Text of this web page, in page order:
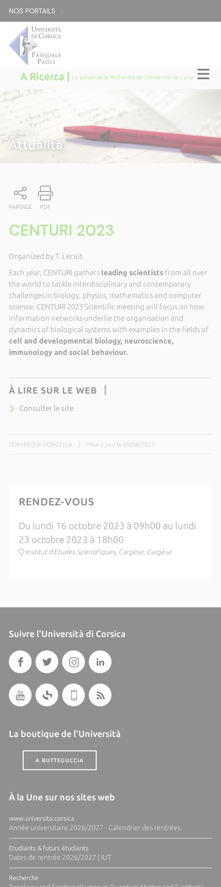
NOS PORTAILS :
A Ricerca | Le portail de la Recherche de l'Université de Corse
A RICERCA
Attualità
PARTAGE PDF
CENTURI 2023
Organized by T. Lecuit
Each year, CENTURI gathers leading scientistsfrom all over
the world to tackle interdisciplinary and contemporary
challenges in biology, physics, mathematics and computer
science. CENTURI 2023 Scientific meeting will focus on how
information networks underlie the organisation and
dynamics of biological systems with examples in the fields of
cell and developmental biology, neuroscience,
immunology and social behaviour.
À LIRE SUR LE WEB
Consulter le site
DOMINIQUE DONZELLA Mise à jour le 09/08/2023
RENDEZ-VOUS
Du lundi 16 octobre 2023 à 09h00 au lundi
23 octobre 2023 à 18h00
Institut d'Etudes Scientifiques, Cargèse, Cargèse
Suivre l'Università di Corsica
La boutique de l'Università
A BUTTEGUCCIA
À la Une sur nos sites web
www.universita.corsica
Année universitaire 2026/2027 - Calendrier des rentrées
Etudiants & futurs étudiants
Dates de rentrée 2026/2027 | IUT
Recherche